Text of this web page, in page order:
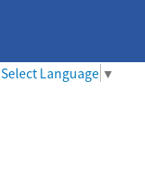
Select Language ▼